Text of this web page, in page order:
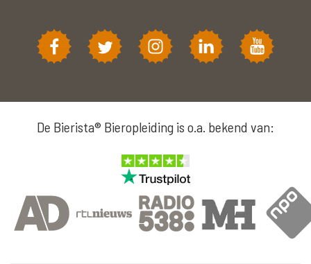
De Bierista® Bieropleiding is o.a. bekend van: